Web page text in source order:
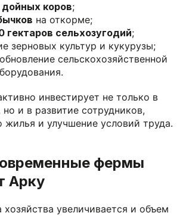
дойных коров;
на откорме;
гектаров сельхозугодий;
зерновых культур и кукурузы;
сельскохозяйственной
инвестирует не только в
и в развитие сотрудников,
жилья и улучшение условий труда.
фермы
Арку
увеличивается и объем